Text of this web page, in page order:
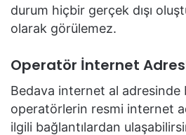
durum hiçbir gerçek dışı
olarak görülemez.
Operatör İnternet
Bedava internet al adresinde
operatörlerin resmi internet
ilgili bağlantılardan